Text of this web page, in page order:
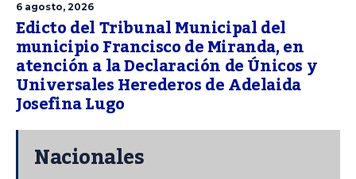
6 agosto, 2026
Edicto del Tribunal Municipal del
municipio Francisco de Miranda, en
atención a la Declaración de Únicos y
Universales Herederos de Adelaida
Josefina Lugo
Nacionales